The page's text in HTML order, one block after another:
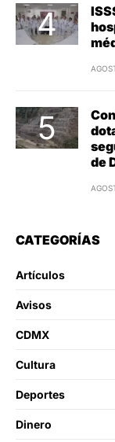
de
CATEGORÍAS
Artículos
Avisos
CDMX
Cultura
Deportes
Dinero